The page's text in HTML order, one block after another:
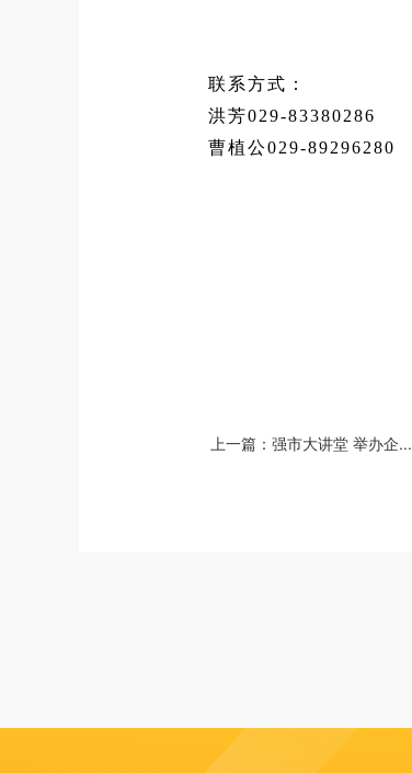
联系方式：
洪芳029-83380286
曹植公029-89296280
上一篇： 强市大讲堂 举办企...